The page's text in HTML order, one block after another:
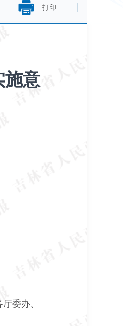
打印
施意
委办、